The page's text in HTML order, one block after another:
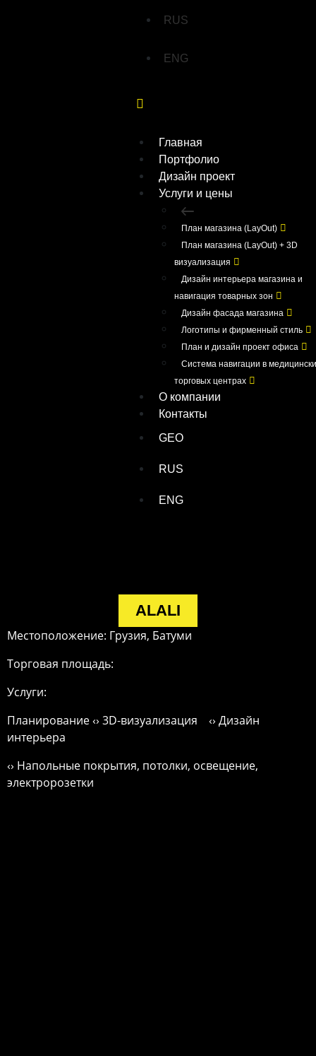
RUS
ENG
Главная
Портфолио
Дизайн проект
Услуги и цены
План магазина (LayOut)
План магазина (LayOut) + 3D
визуализация
Дизайн интерьера магазина и
навигация товарных зон
Дизайн фасада магазина
Логотипы и фирменный стиль
План и дизайн проект офиса
Система навигации в
торговых центрах
О компании
Контакты
GEO
RUS
ENG
ALALI
Местоположение: Грузия, Батуми
Торговая площадь:
Услуги:
Планирование ‹› 3D-визуализация ‹› Дизайн
интерьера
‹› Напольные покрытия, потолки, освещение,
электророзетки